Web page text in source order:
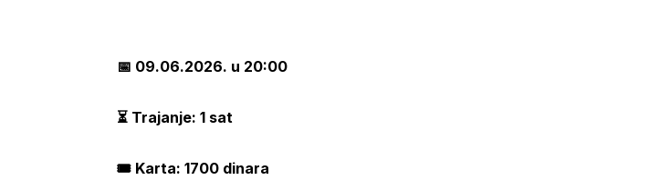
📅 09.06.2026. u 20:00
⏳ Trajanje: 1 sat
🎟️ Karta: 1700 dinara